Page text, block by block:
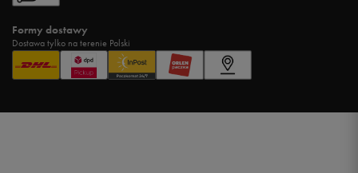
Formy dostawy
Dostawa tylko na terenie Polski